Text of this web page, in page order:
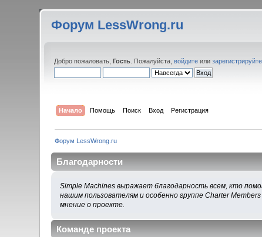
Форум LessWrong.ru
Добро пожаловать,Гость . Пожалуйста,войдите или
Начало Помощь Поиск Вход Регистрация
Форум LessWrong.ru
Благодарности
Simple Machines выражает благодарность всем, кто
нашим пользователям и особенно группе Charter
мнение о проекте.
Команде проекта